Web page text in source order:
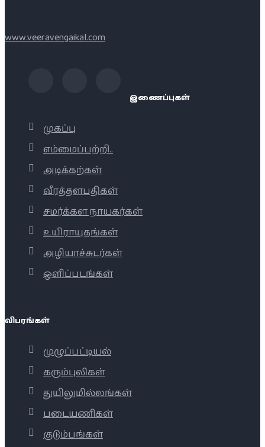
www.veeravengaikal.com
இணைப்புகள்
முகப்பு
எம்மைப்பற்றி..
அடிக்கற்கள்
வீரத்தளபதிகள்
சமர்க்கள நாயகர்கள்
உயிராயுதங்கள்
அழியாச்சுடர்கள்
ஒளிப்படங்கள்
விபரங்கள்
முழுப்பட்டியல்
கரும்புலிகள்
துயிலுமில்லங்கள்
படையணிகள்
குடும்பங்கள்